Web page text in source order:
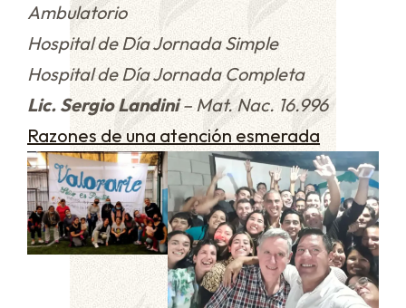
Ambulatorio
Hospital de Día Jornada Simple
Hospital de Día Jornada Completa
Lic. Sergio Landini– Mat. Nac. 16.996
Razones de una atención esmerada